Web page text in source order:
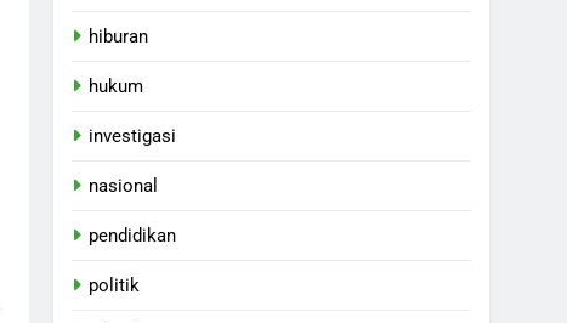
hiburan
hukum
investigasi
nasional
pendidikan
politik